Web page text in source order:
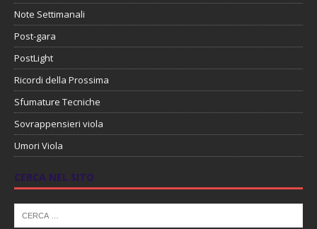
Note Settimanali
Post-gara
PostLight
Ricordi della Prossima
Sfumature Tecniche
Sovrappensieri viola
Umori Viola
CERCA NEL SITO